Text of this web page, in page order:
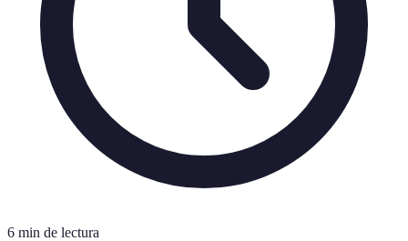
6 min de lectura